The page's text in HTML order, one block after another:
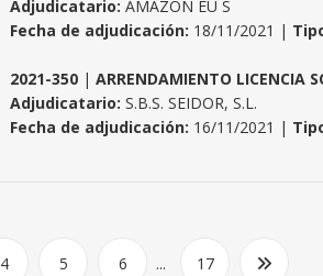
Adjudicatario: AMAZON EU S
Fecha de adjudicación: 18/11/2021 |
2021-350 | ARRENDAMIENTO LICENCIA
Adjudicatario: S.B.S. SEIDOR, S.L.
Fecha de adjudicación: 16/11/2021 |
4 5 6 ... 17